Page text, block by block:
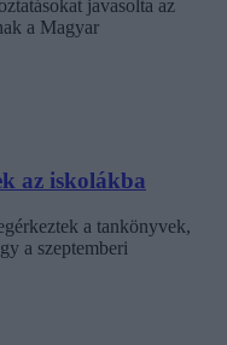
javasolta az
a Magyar
az iskolákba
a tankönyvek,
a szeptemberi